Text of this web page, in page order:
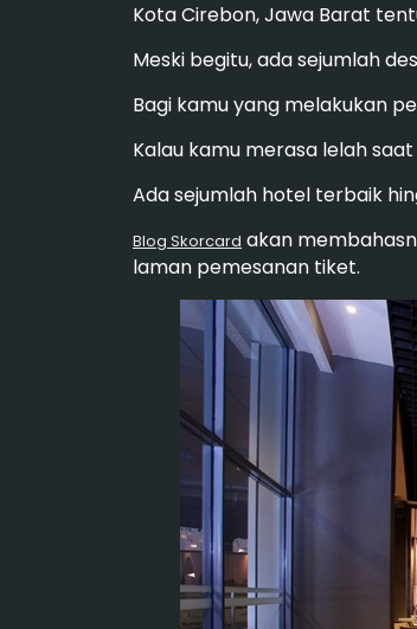
Kota Cirebon, Jawa Barat
Meski begitu, ada sejumlah
Bagi kamu yang melakukan
Kalau kamu merasa lelah
Ada sejumlah hotel terbaik
Blog Skorcard akan
laman pemesanan tiket.